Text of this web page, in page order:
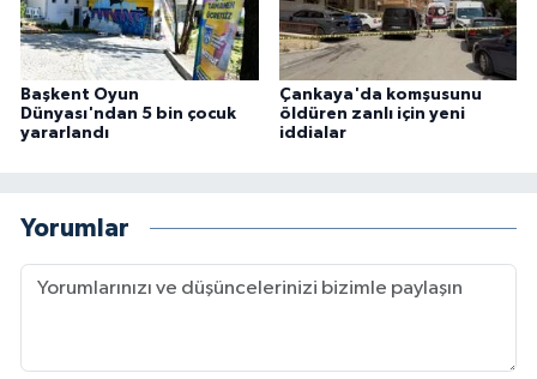
Başkent Oyun
Dünyası'ndan 5 bin çocuk
yararlandı
Çankaya'da komşusunu
öldüren zanlı için yeni
iddialar
Yorumlar